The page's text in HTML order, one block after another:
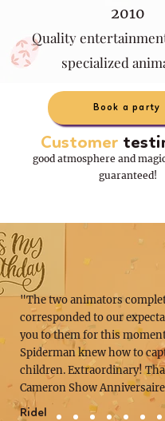
2010
Quality
specialized
Book a party
good atmosphere and
guaranteed!
Customer
"The two animators
corresponded to our
you to them for this
Spiderman knew how to
children. Extraordinary!
Cameron Show
Ridel